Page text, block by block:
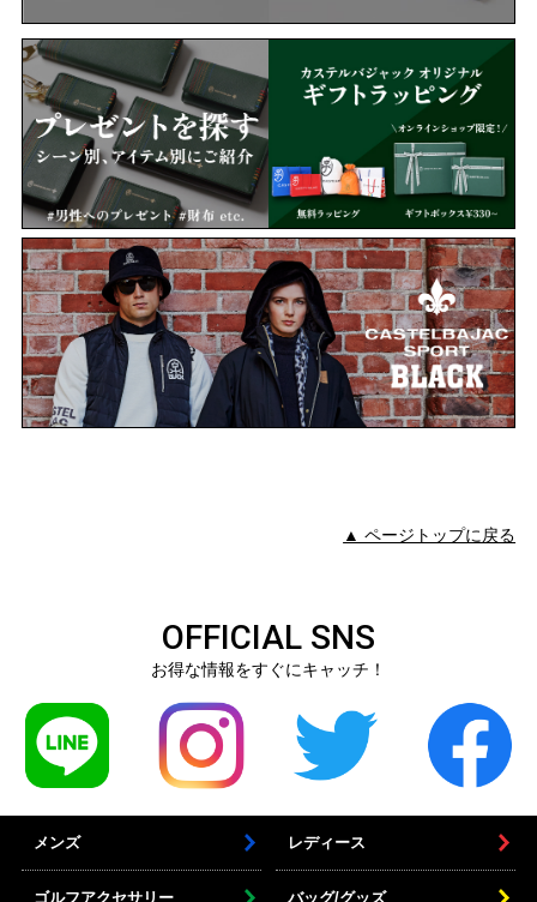
▲ ページトップに戻る
OFFICIAL SNS
お得な情報をすぐにキャッチ！
メンズ レディース
ゴルフアクセサリー バッグ/グッズ